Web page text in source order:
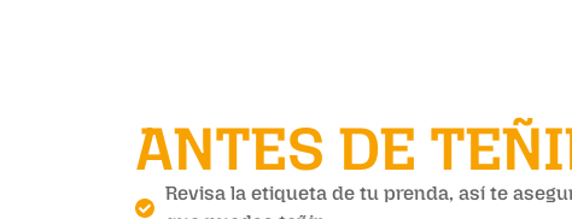
ANTES DE
Revisa la etiqueta de tu prenda, así te